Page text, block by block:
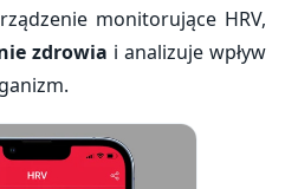
monitorujące HRV,
zdrowia i analizuje wpływ